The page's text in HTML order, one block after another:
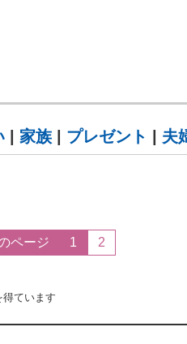
家族 プレゼント 夫
ページ 1 2
ています